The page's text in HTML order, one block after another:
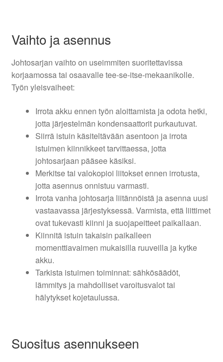
Vaihto ja asennus
Johtosarjan vaihto on useimmiten suoritettavissa
korjaamossa tai osaavalle tee-se-itse-mekaanikolle.
Työn yleisvaiheet:
Irrota akku ennen työn aloittamista ja odota hetki,
jotta järjestelmän kondensaattorit purkautuvat.
Siirrä istuin käsiteltävään asentoon ja irrota
istuimen kiinnikkeet tarvittaessa, jotta
johtosarjaan pääsee käsiksi.
Merkitse tai valokopioi liitokset ennen irrotusta,
jotta asennus onnistuu varmasti.
Irrota vanha johtosarja liitännöistä ja asenna uusi
vastaavassa järjestyksessä. Varmista, että liittimet
ovat tukevasti kiinni ja suojapeitteet paikallaan.
Kiinnitä istuin takaisin paikalleen
momenttiavaimen mukaisilla ruuveilla ja kytke
akku.
Tarkista istuimen toiminnat: sähkösäädöt,
lämmitys ja mahdolliset varoitusvalot tai
hälytykset kojetaulussa.
Suositus asennukseen